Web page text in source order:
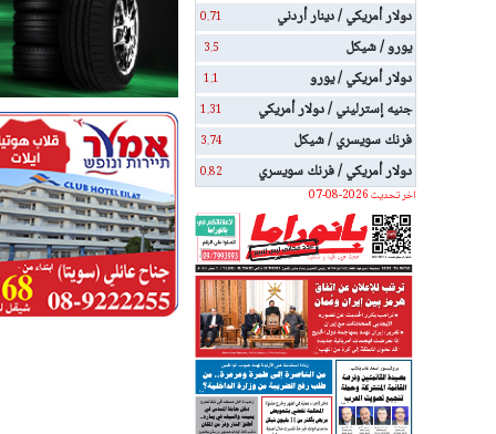
دولار أمريكي / دينار أردني 0.71
يورو / شيكل 3.5
دولار أمريكي / يورو 1.1
جنيه إسترليني / دولار أمريكي 1.31
فرنك سويسري / شيكل 3.74
دولار أمريكي / فرنك سويسري
0.82
اخر تحديث 2026-08-07